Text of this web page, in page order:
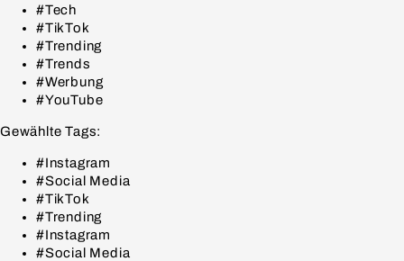
#Tech
#TikTok
#Trending
#Trends
#Werbung
#YouTube
Gewählte Tags:
#Instagram
#Social Media
#TikTok
#Trending
#Instagram
#Social Media